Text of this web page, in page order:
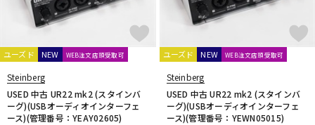
アンプ エフェクター
ユーズド NEW WEB注文店頭受取可
Steinberg
USED 中古 UR22 mk2 (スタインバ
ーグ)(USBオーディオインターフェ
ース)(管理番号：YEAY02605)
ユーズド NEW WEB注文店頭受取可
Steinberg
USED 中古 UR22 mk2 (スタインバ
ーグ)(USBオーディオインターフェ
ース)(管理番号：YEWN05015)